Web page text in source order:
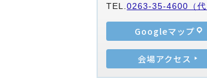
TEL. 0263-35-4600（代
Googleマップ
会場アクセス